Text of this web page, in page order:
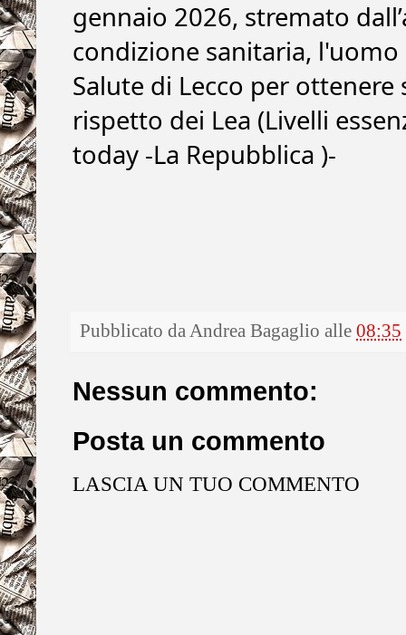
gennaio 2026, stremato
condizione sanitaria,
Salute di Lecco per
rispetto dei Lea (Livelli
today -La Repubblica )-
Pubblicato daAndrea Bagaglio alle 08:35
Nessun commento:
Posta un commento
LASCIA UN TUO COMMENTO